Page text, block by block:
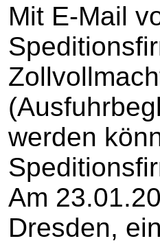
Mit E-Mail
werden
Am
Dresden,